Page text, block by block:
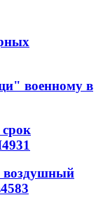
военному в
4931
воздушный
4583